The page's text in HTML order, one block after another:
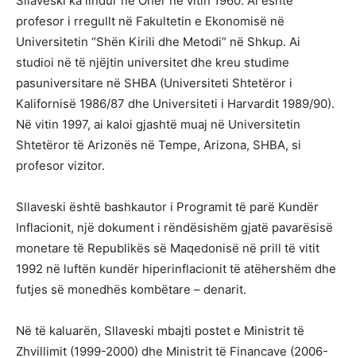
profesor i rregullt në Fakultetin e Ekonomisë në
Universitetin “Shën Kirili dhe Metodi” në Shkup. Ai
studioi në të njëjtin universitet dhe kreu studime
pasuniversitare në SHBA (Universiteti Shtetëror i
Kalifornisë 1986/87 dhe Universiteti i Harvardit 1989/90).
Në vitin 1997, ai kaloi gjashtë muaj në Universitetin
Shtetëror të Arizonës në Tempe, Arizona, SHBA, si
profesor vizitor.
Sllaveski është bashkautor i Programit të parë Kundër
Inflacionit, një dokument i rëndësishëm gjatë pavarësisë
monetare të Republikës së Maqedonisë në prill të vitit
1992 në luftën kundër hiperinflacionit të atëhershëm dhe
futjes së monedhës kombëtare – denarit.
Në të kaluarën, Sllaveski mbajti postet e Ministrit të
Zhvillimit (1999-2000) dhe Ministrit të Financave (2006-